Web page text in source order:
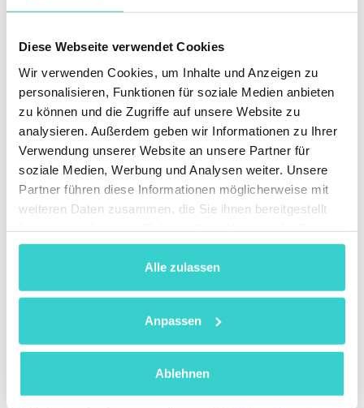
Diese Webseite verwendet Cookies
Wir verwenden Cookies, um Inhalte und Anzeigen zu
personalisieren, Funktionen für soziale Medien anbieten
zu können und die Zugriffe auf unsere Website zu
analysieren. Außerdem geben wir Informationen zu Ihrer
Verwendung unserer Website an unsere Partner für
soziale Medien, Werbung und Analysen weiter. Unsere
Partner führen diese Informationen möglicherweise mit
weiteren Daten zusammen, die Sie ihnen bereitgestellt
gesammelt haben.
Alle zulassen
Anpassen
Ablehnen
Datenspeichern ist es wichtig, dass Sie die beste
entspricht. NAID unterstützt Sie nicht nur bei der
beim Recycling am Ende des Lebenszyklus. NAID weiß
um die Bedeutung eines verantwortungsvollen
Managements von Elektroschrottund unterstützt
Unternehmen bei der Minimierung ihres CO2-
Fußabdrucks.
Ist NAID AAA die beste Zertifizierung für
Softwareanbieter?
In der heutigen Zeit, in der sich die
Sicherheitsstandards ständig weiterentwickeln, um
den verschiedenen Cyber-Bedrohungen zu begegnen,
Datenschutzanforderungen eines Unternehmens
erfüllen. Obwohl die NAID-Zertifizierung eine gute
diese eine Option beschränken. Wählen Sie Software
mit mehreren Zertifizierungen, um die Sicherheit Ihrer